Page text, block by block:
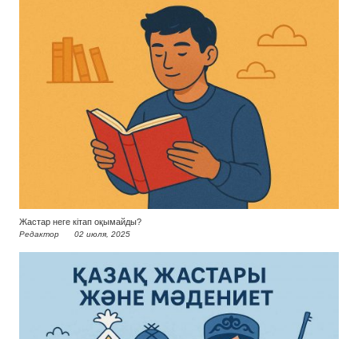
Жастар неге кітап оқымайды?
Редактор 02 июля, 2025